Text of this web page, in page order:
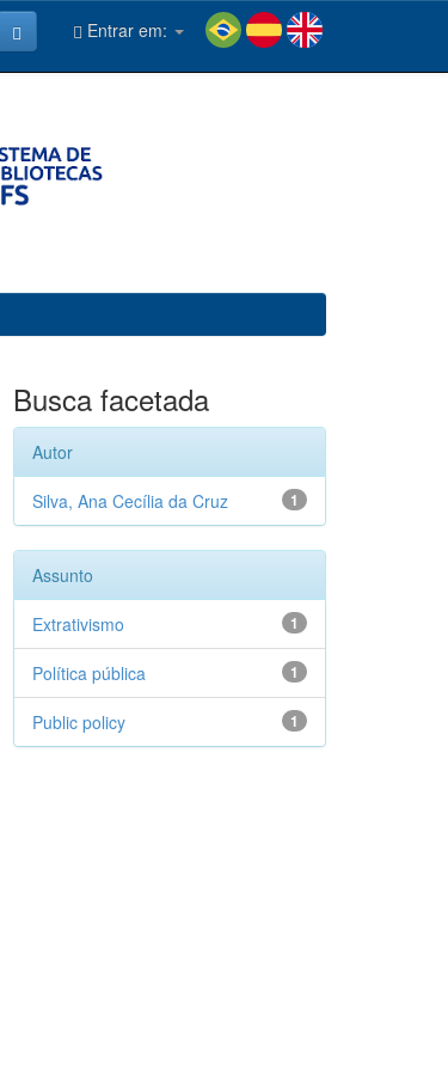
Entrar em:
Busca facetada
Autor
1
Silva, Ana Cecília da Cruz
Assunto
1
Extrativismo
1
Política pública
1
Public policy